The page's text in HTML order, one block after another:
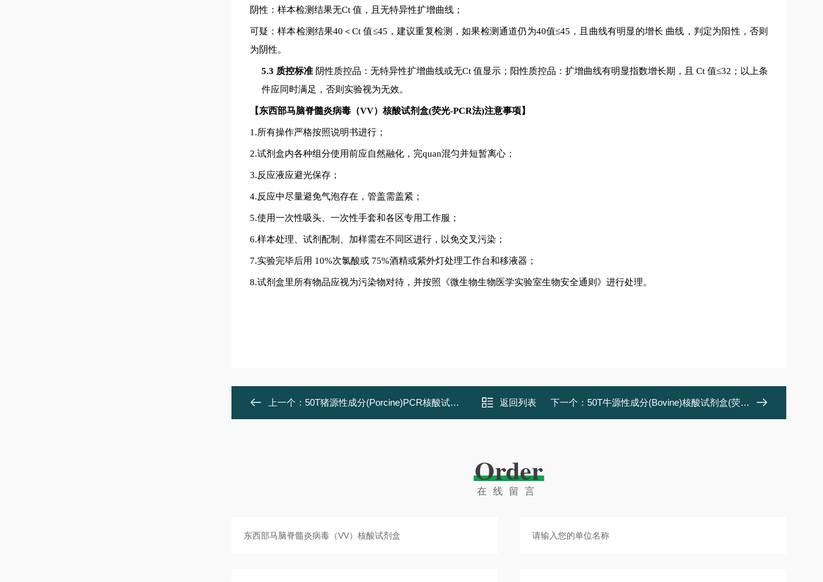
阴性：样本检测结果无Ct 值，且无特异性扩增曲线；
可疑：样本检测结果40 ＜Ct值≤45 ，建议重复检测，如果检测通道仍为40值≤45 ，且曲线有明显的增长 曲线，判定为阳性，否则
为阴性。
5.3 质控标准 阴性质控品：无特异性扩增曲线或无Ct 值显示；阳性质控品：扩增曲线有明显指数增长期，且 Ct值≤32 ；以上条
件应同时满足，否则实验视为无效。
【东西部马脑脊髓炎病毒（VV）核酸试剂盒(荧光-PCR法)注意事项】
1.所有操作严格按照说明书进行；
2.试剂盒内各种组分使用前应自然融化，完quan混匀并短暂离心；
3.反应液应避光保存；
4.反应中尽量避免气泡存在，管盖需盖紧；
5.使用一次性吸头、一次性手套和各区专用工作服；
6.样本处理、试剂配制、加样需在不同区进行，以免交叉污染；
7.实验完毕后用 10%次氯酸或 75%酒精或紫外灯处理工作台和移液器；
8.试剂盒里所有物品应视为污染物对待，并按照《微生物生物医学实验室生物安全通则》进行处理。
上一个： 50T猪源性成分(Porcine)PCR核酸试剂盒 返回列表 下一个： 50T牛源性成分(Bovine)核酸试剂盒(荧光-PCR法)
Order
在线留言